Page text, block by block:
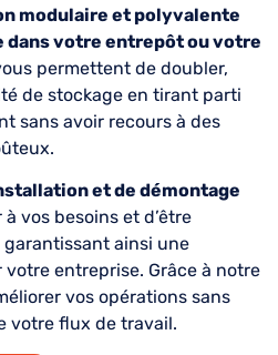
TECHNIQUES ITX
modulaire et polyvalente
dans votre entrepôt ou votre
permettent de doubler,
de stockage en tirant parti
sans avoir recours à des
et de démontage
vos besoins et d’être
garantissant ainsi une
entreprise. Grâce à notre
vos opérations sans
votre flux de travail.